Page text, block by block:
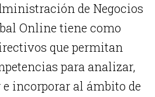
de Negocios
Online tiene como
que permitan
para analizar,
incorporar al ámbito de